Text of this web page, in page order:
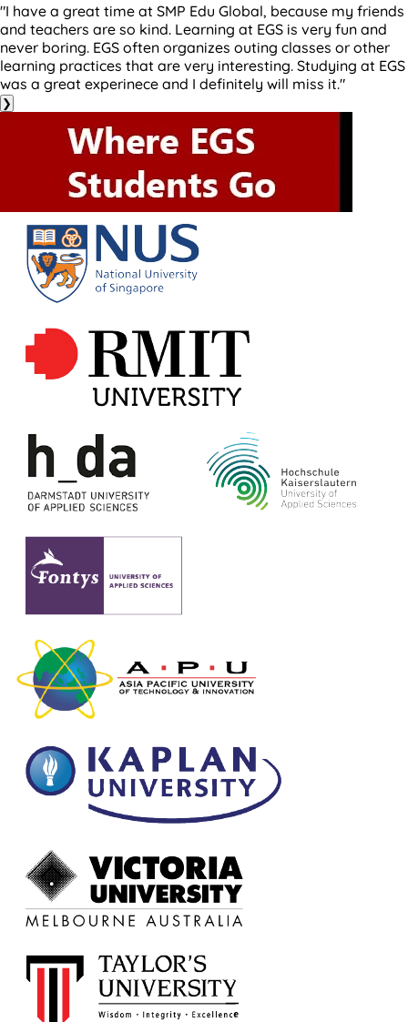
"I have a great time at SMP Edu Global, because my friends
and teachers are so kind. Learning at EGS is very fun and
never boring. EGS often organizes outing classes or other
learning practices that are very interesting. Studying at EGS
was a great experinece and I definitely will miss it."
❯